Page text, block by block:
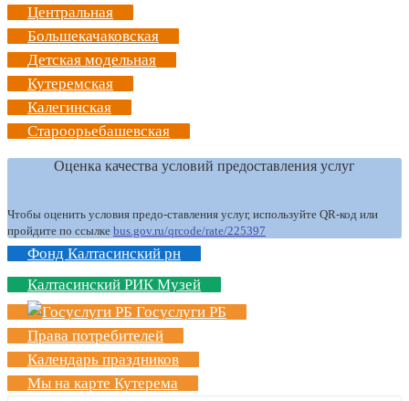
Центральная
Большекачаковская
Детская модельная
Кутеремская
Калегинская
Староорьебашевская
Оценка качества условий предоставления услуг
Чтобы оценить условия предо-ставления услуг, используйте QR-код или
пройдите по ссылке bus.gov.ru/qrcode/rate/225397
Фонд Калтасинский рн
Калтасинский РИК Музей
Госуслуги РБ
Права потребителей
Календарь праздников
Мы на карте Кутерема